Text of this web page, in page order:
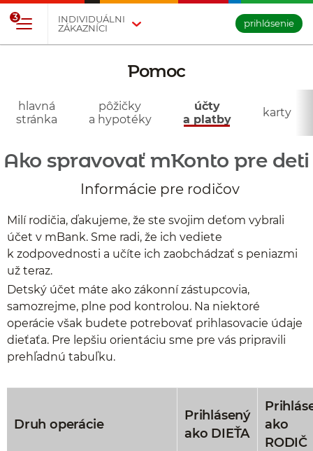
INDIVIDUÁLNI
ZÁKAZNÍCI
3
prihlásenie
Pomoc
hlavná
stránka
pôžičky
a hypotéky
účty
a platby
karty
Ako spravovať mKonto pre deti
Informácie pre rodičov
Milí rodičia, ďakujeme, že ste svojim deťom vybrali
účet v mBank. Sme radi, že ich vediete
k zodpovednosti a učíte ich zaobchádzať s peniazmi
už teraz.
Detský účet máte ako zákonní zástupcovia,
samozrejme, plne pod kontrolou. Na niektoré
operácie však budete potrebovať prihlasovacie údaje
dieťaťa. Pre lepšiu orientáciu sme pre vás pripravili
prehľadnú tabuľku.
Druh operácie
Prihlásený
ako DIEŤA
ako
RODIČ